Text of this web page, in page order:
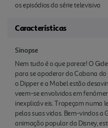
os episódios da série televisiva
Características
Sinopse
Nem tudo é o que parece! O
para se apoderar da Cabana
o Dipper e a Mabel estão
veem-se envolvidos em
inexplicáv eis. Tropeçam numa
pelas suas vidas. Bem-vindos a
animação popular da Disney,